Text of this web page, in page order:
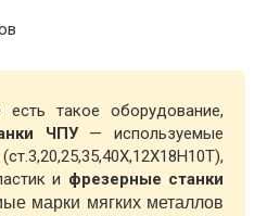
такое оборудование,
ЧПУ— используемые
и фрезерные станки
марки мягких металлов